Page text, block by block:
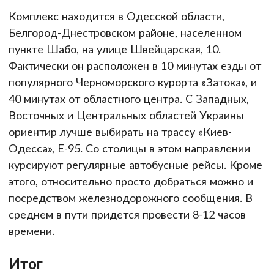
Комплекс находится в Одесской области,
Белгород-Днестровском районе, населенном
пункте Шабо, на улице Швейцарская, 10.
Фактически он расположен в 10 минутах езды от
популярного Черноморского курорта «Затока», и
40 минутах от областного центра. С Западных,
Восточных и Центральных областей Украины
ориентир лучше выбирать на трассу «Киев-
Одесса», Е-95. Со столицы в этом направлении
курсируют регулярные автобусные рейсы. Кроме
этого, относительно просто добраться можно и
посредством железнодорожного сообщения. В
среднем в пути придется провести 8-12 часов
времени.
Итог